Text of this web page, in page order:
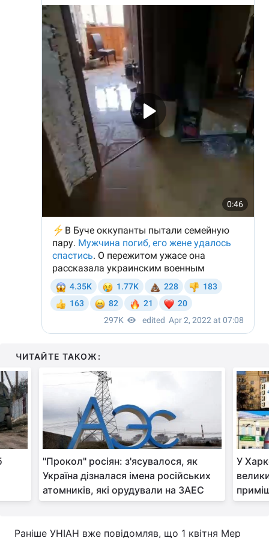
Тема оформлення
ЧИТАЙТЕ ТАКОЖ:
"Прокол" росіян: з'ясувалося, як
Україна дізналася імена російських
атомників, які орудували на ЗАЕС
У
Раніше УНІАН вже повідомляв, що 1 квітня Мер